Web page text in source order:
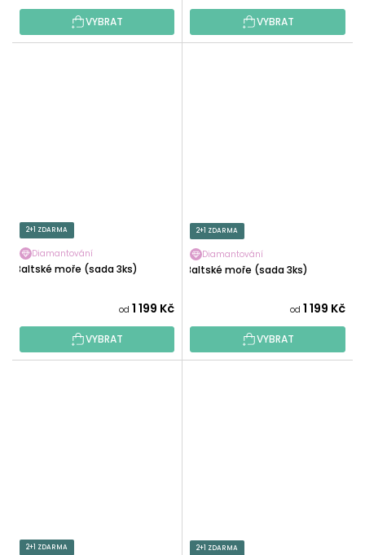
VYBRAT VYBRAT
2+1 ZDARMA
Diamantování
Baltské moře (sada 3ks)
od 1 199 Kč
VYBRAT
2+1 ZDARMA
Diamantování
Baltské moře (sada 3ks)
od 1 199 Kč
VYBRAT
2+1 ZDARMA 2+1 ZDARMA